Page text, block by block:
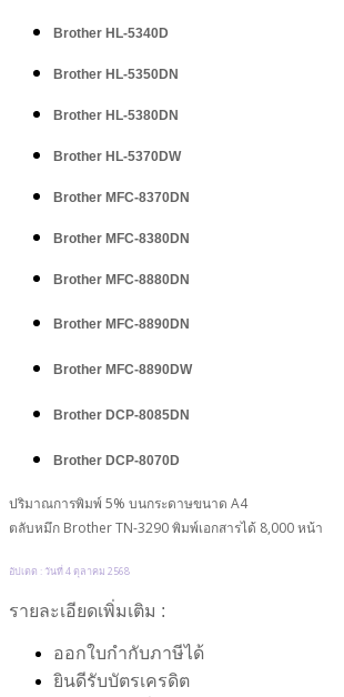
Brother HL-5340D
Brother HL-5350DN
Brother HL-5380DN
Brother HL-5370DW
Brother MFC-8370DN
Brother MFC-8380DN
Brother MFC-8880DN
Brother MFC-8890DN
Brother MFC-8890DW
Brother DCP-8085DN
Brother DCP-8070D
ปริมาณการพิมพ์ 5% บนกระดาษขนาด A4
ตลับหมึก Brother TN-3290 พิมพ์เอกสารได้ 8,000 หน้า
อัปเตด : วันที่ 4 ตุลาคม 2568
รายละเอียดเพิ่มเติม :
ออกใบกำกับภาษีได้
ยินดีรับบัตรเครดิต